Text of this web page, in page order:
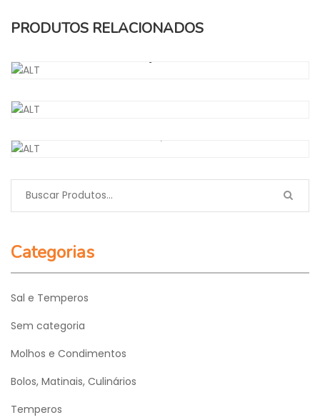
PRODUTOS RELACIONADOS
Categorias
Sal e Temperos
Sem categoria
Molhos e Condimentos
Bolos, Matinais, Culinários
Temperos